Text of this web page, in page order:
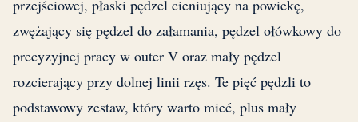
przejściowej, płaski pędzel cieniujący na powiekę,
zwężający się pędzel do załamania, pędzel ołówkowy do
precyzyjnej pracy w outer V oraz mały pędzel
rozcierający przy dolnej linii rzęs. Te pięć pędzli to
podstawowy zestaw, który warto mieć, plus mały